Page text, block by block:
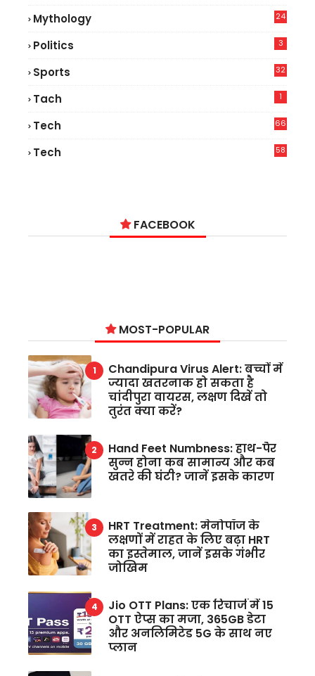
Mythology 24
Politics 3
Sports 32
Tach 1
Tech
66
Tech
58
FACEBOOK
MOST-POPULAR
Chandipura Virus Alert: बच्चों में
ज्यादा खतरनाक हो सकता है
चांदीपुरा वायरस, लक्षण दिखें तो
तुरंत क्या करें?
Hand Feet Numbness: हाथ-पैर
सुन्न होना कब सामान्य और कब
खतरे की घंटी? जानें इसके कारण
HRT Treatment: मेनोपॉज के
लक्षणों में राहत के लिए बढ़ा HRT
का इस्तेमाल, जानें इसके गंभीर
जोखिम
Jio OTT Plans: एक रिचार्ज में 15
OTT ऐप्स का मजा, 365GB डेटा
और अनलिमिटेड 5G के साथ नए
प्लान